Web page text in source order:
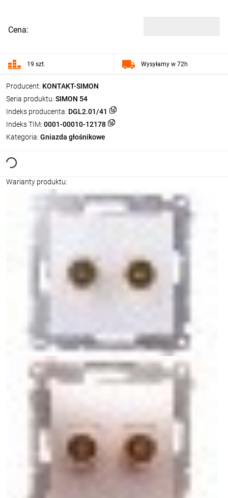
Producent: KONTAKT-SIMON
Seria produktu: SIMON 54
Indeks producenta: DGL2.01/41
Indeks TIM: 0001-00010-12178
Kategoria: Gniazda głośnikowe
Warianty produktu:
Cena:
19 szt. Wysyłamy w 72h